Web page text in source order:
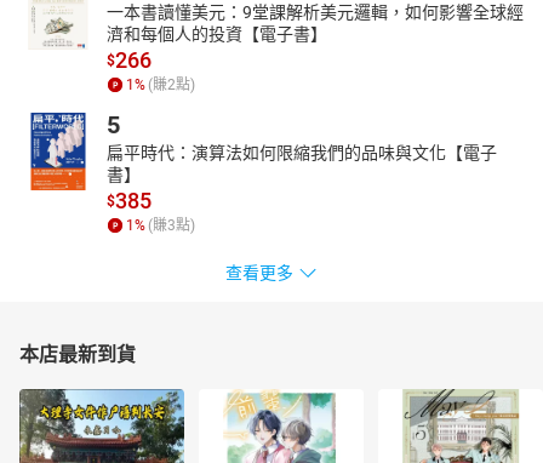
一本書讀懂美元：9堂課解析美元邏輯，如何影響全球經
濟和每個人的投資【電子書】
$266
1 % (賺2點)
5
扁平時代：演算法如何限縮我們的品味與文化【電子
書】
$385
1 % (賺3點)
查看更多
本店最新到貨